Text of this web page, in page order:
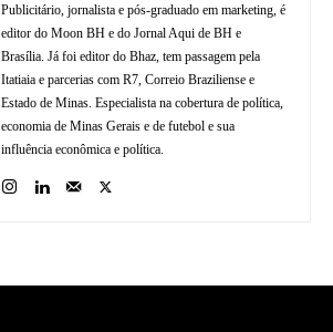
Publicitário, jornalista e pós-graduado em marketing, é
editor do Moon BH e do Jornal Aqui de BH e
Brasília. Já foi editor do Bhaz, tem passagem pela
Itatiaia e parcerias com R7, Correio Braziliense e
Estado de Minas. Especialista na cobertura de política,
economia de Minas Gerais e de futebol e sua
influência econômica e política.